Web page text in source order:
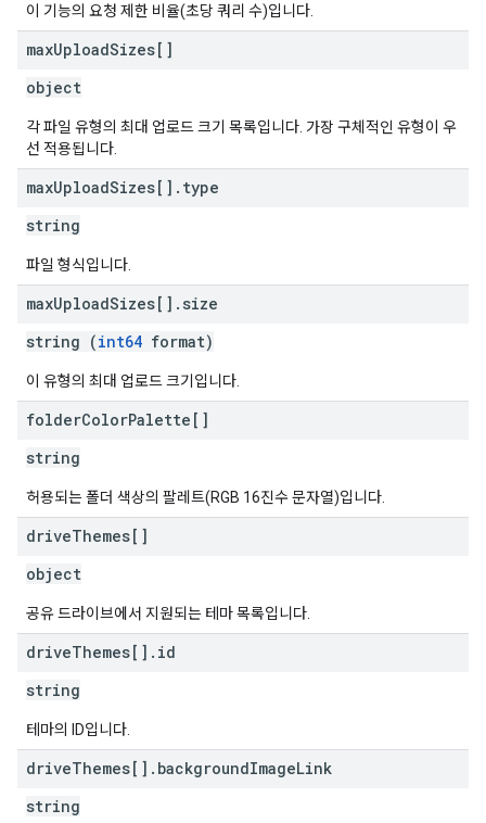
이 기능의 요청 제한 비율(초당 쿼리 수)입니다.
maxUploadSizes[]
object
각 파일 유형의 최대 업로드 크기 목록입니다. 가장 구체적인 유형이 우
선 적용됩니다.
maxUploadSizes[] . type
string
파일 형식입니다.
maxUploadSizes[] . size
string (int64 format)
이 유형의 최대 업로드 크기입니다.
folderColorPalette[]
string
허용되는 폴더 색상의 팔레트(RGB 16진수 문자열)입니다.
driveThemes[]
object
공유 드라이브에서 지원되는 테마 목록입니다.
driveThemes[] . id
string
테마의 ID입니다.
driveThemes[] . backgroundImageLink
string